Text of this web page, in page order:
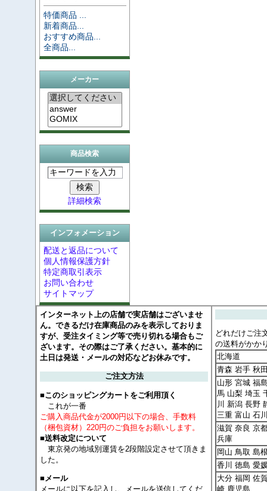
特価商品 ...
新着商品...
おすすめ商品...
全商品...
メーカー
商品検索
詳細検索
インフォメーション
配送と返品について
個人情報保護方針
特定商取引表示
お問い合わせ
サイトマップ
インターネット上の店舗で実店舗はございませ
ん。できるだけ在庫商品のみを表示しておりま
すが、受注タイミング等で売り切れる場合もご
ざいます。その際はご了承ください。基本的に
土日は発送・メールの対応などお休みです。
ご注文方法
■このショッピングカートをご利用頂く
これが一番
ご購入商品代金が2000円以下の場合、手数料
（梱包資材）220円のご負担をお願いします。
■送料改定について
東京発の地域別運賃を2段階設定させて頂きま
した。
■メール
メールに以下を記入し、メールを送信してくだ
どれだけご注
の送料がかか
北海道
青森 岩手 秋
山形 宮城 福
馬 山梨 埼玉
川 新潟 長野
三重 富山 石
滋賀 奈良 京
兵庫
岡山 鳥取 島
香川 徳島 愛
大分 福岡 佐
崎 鹿児島